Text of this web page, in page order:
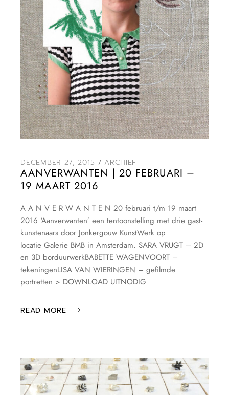
DECEMBER 27, 2015 ARCHIEF
AANVERWANTEN | 20 FEBRUARI –
19 MAART 2016
A A N V E R W A N T E N 20 februari t/m 19 maart
2016 ‘Aanverwanten’ een tentoonstelling met drie gast-
kunstenaars door Jonkergouw KunstWerk op
locatie Galerie BMB in Amsterdam. SARA VRUGT – 2D
en 3D borduurwerkBABETTE WAGENVOORT –
tekeningenLISA VAN WIERINGEN – gefilmde
portretten > DOWNLOAD UITNODIG
READ MORE